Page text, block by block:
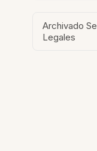
Archivado
Legales